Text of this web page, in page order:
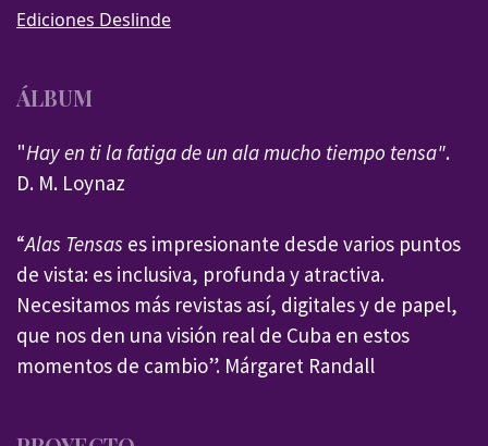
Ediciones Deslinde
ÁLBUM
"Hay en ti la fatiga de un ala mucho tiempo tensa".
D. M. Loynaz
“Alas Tensas es impresionante desde varios puntos
de vista: es inclusiva, profunda y atractiva.
Necesitamos más revistas así, digitales y de papel,
que nos den una visión real de Cuba en estos
momentos de cambio”. Márgaret Randall